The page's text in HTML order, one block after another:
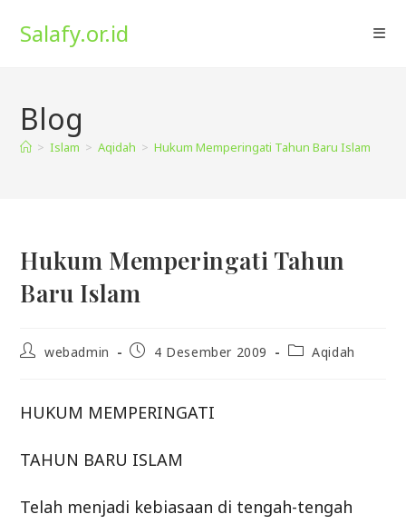
Salafy.or.id
Blog
> Islam > Aqidah > Hukum Memperingati Tahun Baru Islam
Hukum Memperingati Tahun
Baru Islam
Postwebadmin
Post4 Desember 2009
PostAqidah
HUKUM MEMPERINGATI
TAHUN BARU ISLAM
Telah menjadi kebiasaan di tengah-tengah